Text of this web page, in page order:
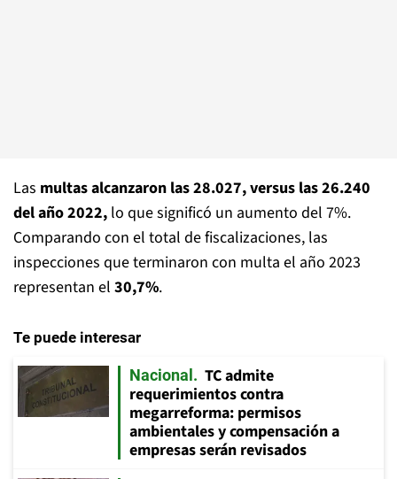
Las multas alcanzaron las 28.027, versus las 26.240
del año 2022, lo que significó un aumento del 7%.
Comparando con el total de fiscalizaciones, las
inspecciones que terminaron con multa el año 2023
representan el 30,7%.
Te puede interesar
Nacional
TC admite
requerimientos contra
megarreforma: permisos
ambientales y compensación a
empresas serán revisados